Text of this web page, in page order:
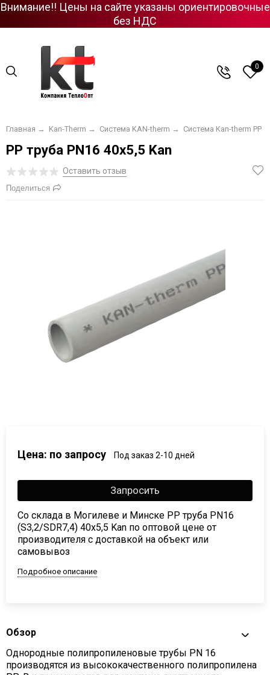
Внимание!! Цены на сайте указаны ориентировочные
без НДС
0
Главная → Kan-Therm → Система KAN-therm → Система Kan-therm PP
PP труба PN16 40х5,5 Kan
Оставить отзыв
Поделиться
Цена: по запросу Под заказ 2-10 дней
Запросить
Со склада в Могилеве и Минске PP труба PN16
(S3,2/SDR7,4) 40х5,5 Kan по оптовой цене от
производителя с доставкой на объект или
самовывоз
Подробное описание
Обзор
Однородные полипропиленовые трубы PN 16
производятся из высококачественного полипропилена